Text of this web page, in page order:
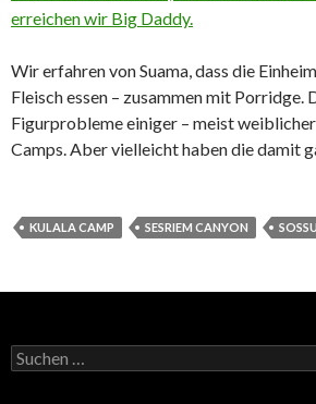
Wir erfahren von Suama, dass die
Fleisch essen – zusammen mit Porridge.
Figurprobleme einiger – meist
Camps. Aber vielleicht haben die damit
KULALA CAMP SESRIEM CANYON
Suchen
nach: